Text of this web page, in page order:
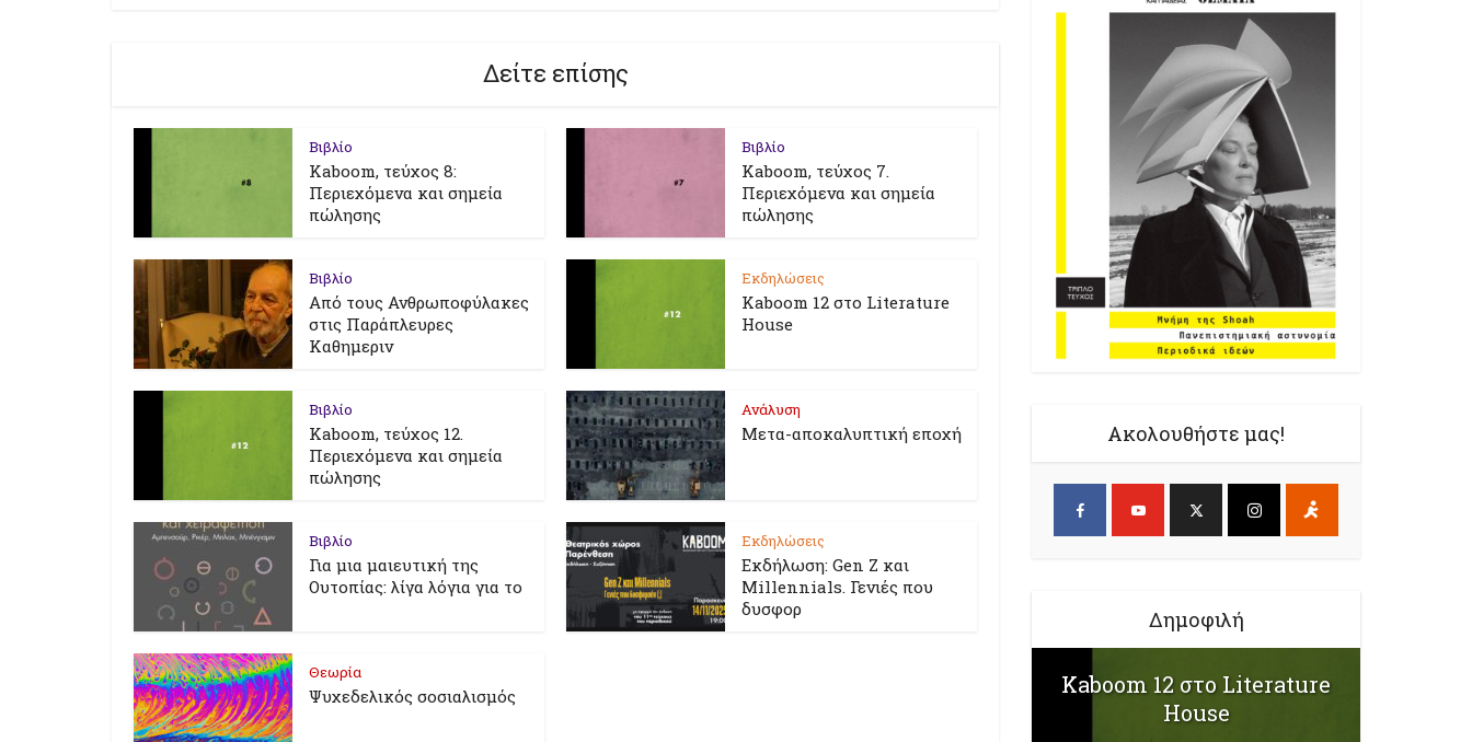
Δείτε επίσης
Βιβλίο
Kaboom, τεύχος 8:
Περιεχόμενα και σημεία
πώλησης
Βιβλίο
Kaboom, τεύχος 7.
Περιεχόμενα και σημεία
πώλησης
Βιβλίο
Από τους Ανθρωποφύλακες
στις Παράπλευρες
Καθημεριν
Εκδηλώσεις
Kaboom 12 στο Literature
House
Βιβλίο
Kaboom, τεύχος 12.
Περιεχόμενα και σημεία
πώλησης
Ανάλυση
Μετα-αποκαλυπτική εποχή
Βιβλίο
Για μια μαιευτική της
Ουτοπίας: λίγα λόγια για το
Εκδηλώσεις
Εκδήλωση: Gen Z και
Millennials. Γενιές που
δυσφορ
Θεωρία
Ψυχεδελικός σοσιαλισμός
Ακολουθήστε μας!
Δημοφιλή
Kaboom 12 στο Literature
House